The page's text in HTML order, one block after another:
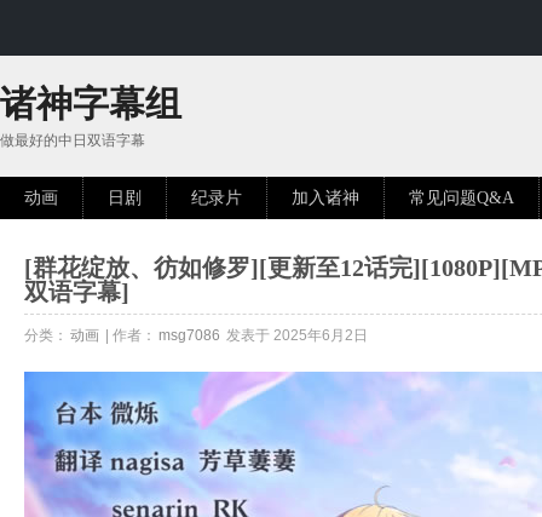
诸神字幕组
做最好的中日双语字幕
动画 日剧 纪录片 加入诸神 常见问题Q&A
[群花绽放、彷如修罗][更新至12话完
双语字幕]
分类： 动画 | 作者： msg7086 发表于 2025年6月2日